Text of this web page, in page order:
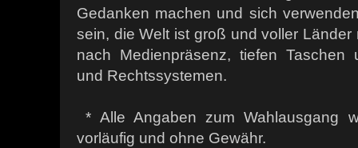
Gedanken machen und sich
sein, die Welt ist groß und voller
nach Medienpräsenz, tiefen Taschen
und Rechtssystemen.
* Alle Angaben zum Wahlausgang
vorläufig und ohne Gewähr.